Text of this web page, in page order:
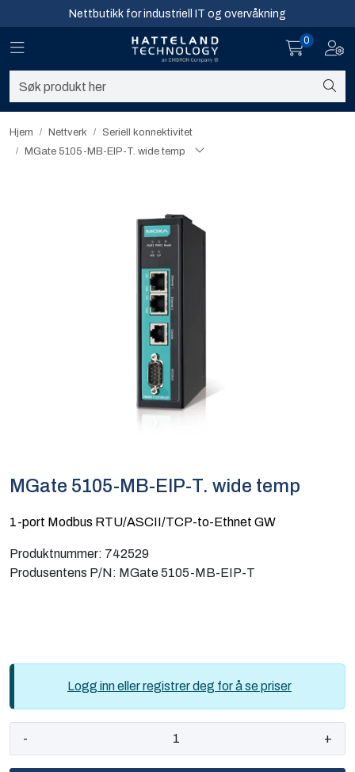
Skip to main contentNettbutikk for industriell IT og overvåkning
Toggle navigation
0
Hjem Nettverk
Seriell konnektivitet​
MGate 5105-MB-EIP-T. wide temp
MGate 5105-MB-EIP-T. wide temp
1-port Modbus RTU/ASCII/TCP-to-Ethnet GW
Produktnummer: 742529
Produsentens P/N: MGate 5105-MB-EIP-T
Logg inn eller registrer deg for å se priser
- +
Nettverk
Computing
Sikkerhet og overvåkning